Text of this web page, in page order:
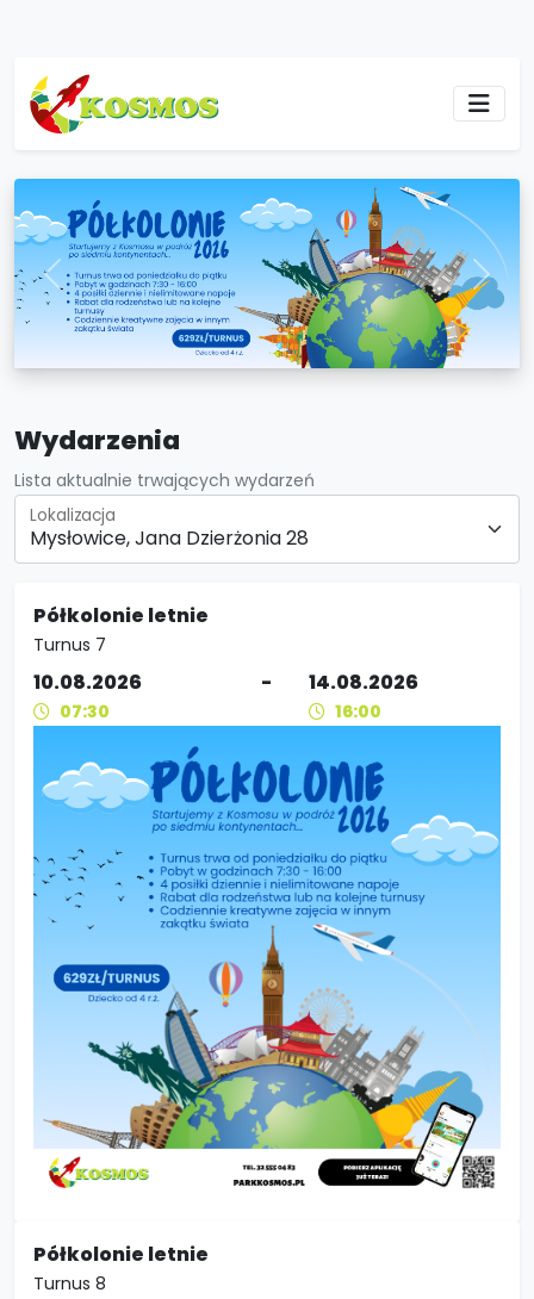
Previous Next
Wydarzenia
Lista aktualnie trwających wydarzeń
Lokalizacja
Półkolonie letnie
Turnus 7
10.08.2026
07:30
- 14.08.2026
16:00
Półkolonie letnie
Turnus 8